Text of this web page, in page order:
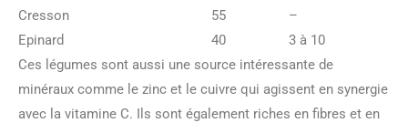
Cresson
55
–
Epinard
40
3 à 10
Ces légumes sont aussi une source intéressante de
minéraux comme le zinc et le cuivre qui agissent en synergie
avec la vitamine C. Ils sont également riches en fibres et en